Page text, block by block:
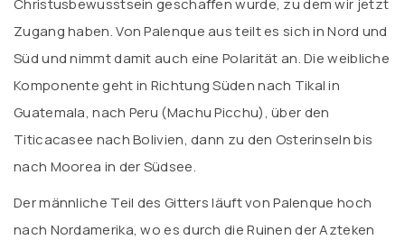
Christusbewusstsein geschaffen wurde, zu dem wir jetzt
Zugang haben. Von Palenque aus teilt es sich in Nord und
Süd und nimmt damit auch eine Polarität an. Die weibliche
Komponente geht in Richtung Süden nach Tikal in
Guatemala, nach Peru (Machu Picchu), über den
Titicacasee nach Bolivien, dann zu den Osterinseln bis
nach Moorea in der Südsee.
Der männliche Teil des Gitters läuft von Palenque hoch
nach Nordamerika, wo es durch die Ruinen der Azteken